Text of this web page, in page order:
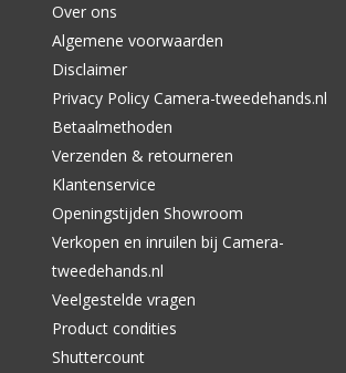
Over ons
Algemene voorwaarden
Disclaimer
Privacy Policy Camera-tweedehands.nl
Betaalmethoden
Verzenden & retourneren
Klantenservice
Openingstijden Showroom
Verkopen en inruilen bij Camera-
tweedehands.nl
Veelgestelde vragen
Product condities
Shuttercount